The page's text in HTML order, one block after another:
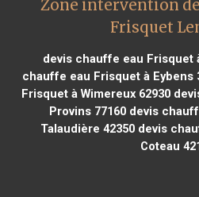
Zone intervention
Frisquet
devis chauffe eau Frisquet
chauffe eau Frisquet à Eybens
Frisquet à Wimereux 62930
Provins 77160 devis
Talaudière 42350devis
Coteau